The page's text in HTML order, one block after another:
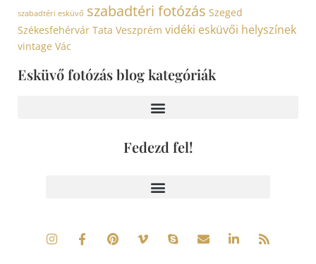
Fedezd fel!
Esküvő fotózás blog kategóriák
szabadtéri esküvő szabadtéri fotózás Szeged
Székesfehérvár Tata Veszprém vidéki esküvői helyszínek
vintage Vác